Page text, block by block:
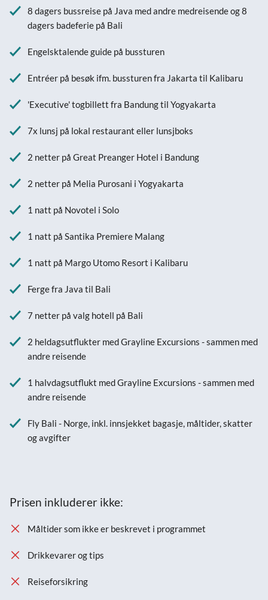
8 dagers bussreise på Java med andre medreisende og 8
dagers badeferie på Bali
Engelsktalende guide på bussturen
Entréer på besøk ifm. bussturen fra Jakarta til Kalibaru
'Executive' togbillett fra Bandung til Yogyakarta
7x lunsj på lokal restaurant eller lunsjboks
2 netter på Great Preanger Hotel i Bandung
2 netter på Melia Purosani i Yogyakarta
1 natt på Novotel i Solo
1 natt på Santika Premiere Malang
1 natt på Margo Utomo Resort i Kalibaru
Ferge fra Java til Bali
7 netter på valg hotell på Bali
2 heldagsutflukter med Grayline Excursions - sammen med
andre reisende
1 halvdagsutflukt med Grayline Excursions - sammen med
andre reisende
Fly Bali - Norge, inkl. innsjekket bagasje, måltider, skatter
og avgifter
Prisen inkluderer ikke:
Måltider som ikke er beskrevet i programmet
Drikkevarer og tips
Reiseforsikring